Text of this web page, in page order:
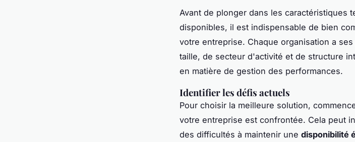
Avant de plonger dans les caractéristiques
disponibles, il est indispensable de bien
votre entreprise. Chaque organisation a
taille, de secteur d'activité et de structure
en matière de gestion des performances.
Identifier les défis actuels
Pour choisir la meilleure solution,
votre entreprise est confrontée. Cela peut
des difficultés à maintenir une disponibilité